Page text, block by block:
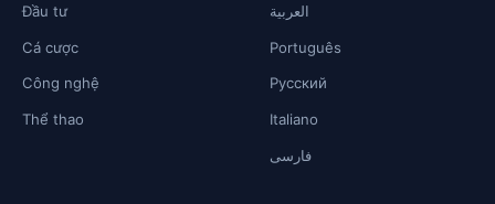
Đầu tư
Cá cược
Công nghệ
Thể thao
العربية
Português
Русский
Italiano
فارسی